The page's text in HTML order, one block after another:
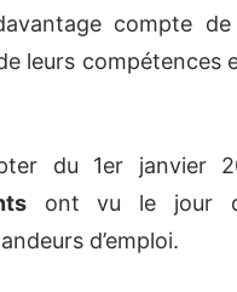
compte de
leurs compétences
du 1er janvier
ont vu le jour
d’emploi.